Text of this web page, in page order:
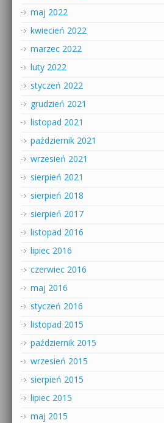
maj 2022
kwiecień 2022
marzec 2022
luty 2022
styczeń 2022
grudzień 2021
listopad 2021
październik 2021
wrzesień 2021
sierpień 2021
sierpień 2018
sierpień 2017
listopad 2016
lipiec 2016
czerwiec 2016
maj 2016
styczeń 2016
listopad 2015
październik 2015
wrzesień 2015
sierpień 2015
lipiec 2015
maj 2015